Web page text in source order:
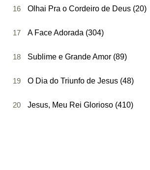
16 Olhai Pra o Cordeiro de Deus (20)
17 A Face Adorada (304)
18 Sublime e Grande Amor (89)
19 O Dia do Triunfo de Jesus (48)
20 Jesus, Meu Rei Glorioso (410)